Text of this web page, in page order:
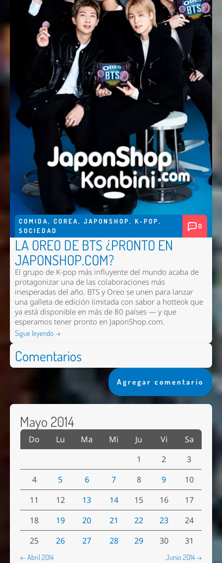
COMIDA, COREA, JAPONSHOP, K-POP,
SOCIEDAD
0
LA OREO DE BTS ¿PRONTO EN
JAPONSHOP.COM?
El grupo de K-pop más influyente del mundo acaba de
protagonizar una de las colaboraciones más
inesperadas del año. BTS y Oreo se unen para lanzar
una galleta de edición limitada con sabor a hotteok que
ya está disponible en más de 80 países — y que
esperamos tener pronto en JaponShop.com.
Sigue leyendo →
Comentarios
Agregar comentario
Mayo 2014
Do Lu Ma Mi Ju Vi
Sa
1
2
3
4
5 6 7 8 9
10
11
12 13 14 15 16
17
18
19 20 21 22 23
24
25
26 27 28 29 30 31
← Abril 2014 Junio 2014 →